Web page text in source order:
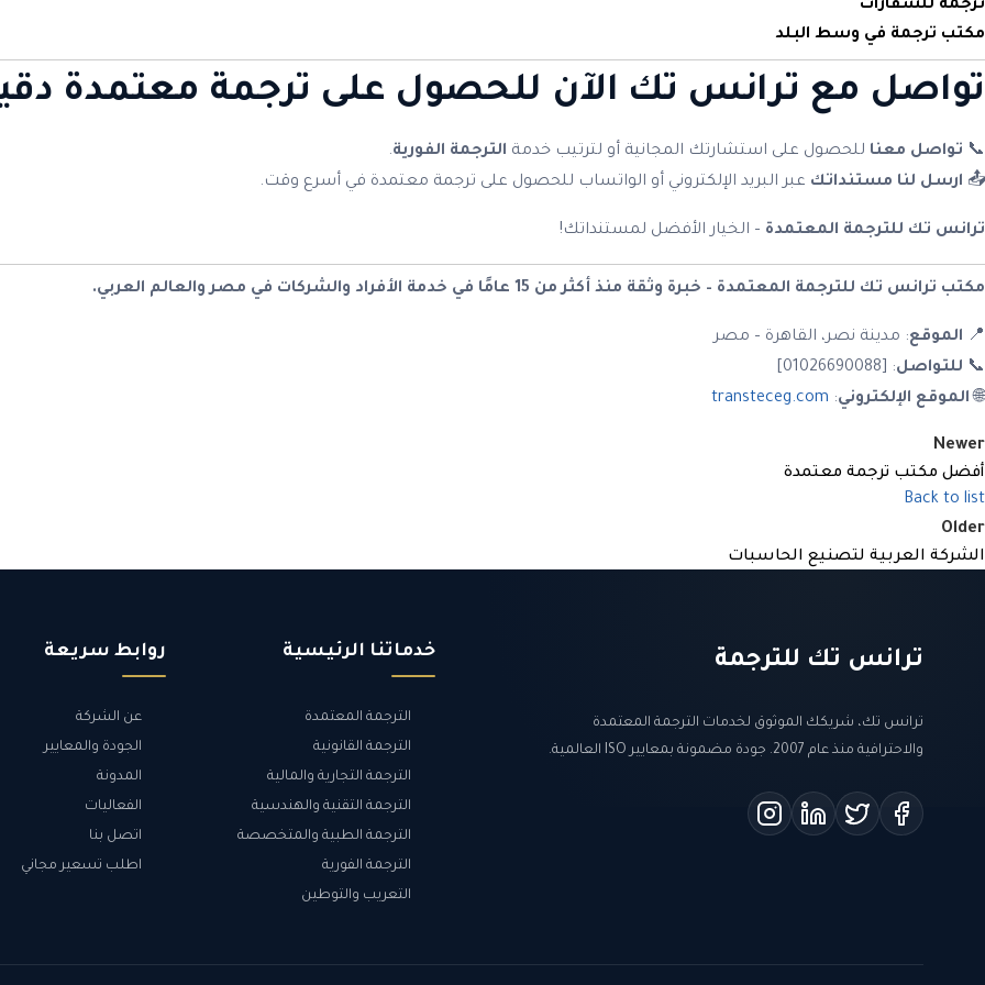
ترجمة للسفارات
مكتب ترجمة في وسط البلد
تواصل مع ترانس تك الآن للحصول على ترجمة معتمدة
📞 تواصل معنا للحصول على استشارتك المجانية أو لترتيب خدمة الترجمة الفورية.
📤 ارسل لنا مستنداتك عبر البريد الإلكتروني أو الواتساب للحصول على ترجمة معتمدة في أسرع وقت.
ترانس تك للترجمة المعتمدة – الخيار الأفضل لمستنداتك!
مكتب ترانس تك للترجمة المعتمدة – خبرة وثقة منذ أكثر من 15 عامًا في خدمة الأفراد والشركات في مصر والعالم العربي.
📍 الموقع: مدينة نصر، القاهرة – مصر
📞 للتواصل: [01026690088]
🌐الموقع الإلكتروني:
transteceg.com
Newer
أفضل مكتب ترجمة معتمدة
Back to list
Older
الشركة العربية لتصنيع الحاسبات
ترانس تك للترجمة
ترانس تك، شريكك الموثوق لخدمات الترجمة المعتمدة
والاحترافية منذ عام 2007. جودة مضمونة بمعايير ISO العالمية.
خدماتنا الرئيسية
الترجمة المعتمدة
الترجمة القانونية
الترجمة التجارية والمالية
الترجمة التقنية والهندسية
الترجمة الطبية والمتخصصة
الترجمة الفورية
التعريب والتوطين
روابط سريعة
عن الشركة
الجودة والمعايير
المدونة
الفعاليات
اتصل بنا
اطلب تسعير مجاني